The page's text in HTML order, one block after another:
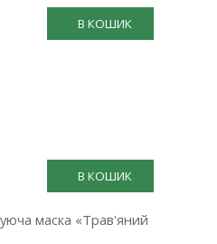
В КОШИК
В КОШИК